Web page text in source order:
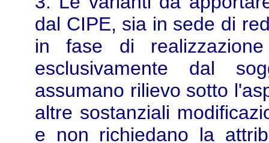
dal CIPE, sia in sede di
in fase di
esclusivamente dal
assumano rilievo sotto
altre sostanziali
e non richiedano la